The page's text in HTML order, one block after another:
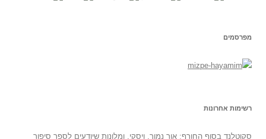
מפרסמים
רשימות אחרונות
סקוטלנד בסוף החורף: אור נמוך, ויסקי, ומלונות שיודעים לספר סיפור